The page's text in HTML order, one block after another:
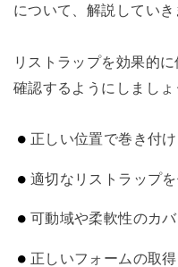
について、解説していき
リストラップを効果的
確認するようにしましょ
正しい位置で巻き付け
適切なリストラップを
可動域や柔軟性のカ
正しいフォームの取